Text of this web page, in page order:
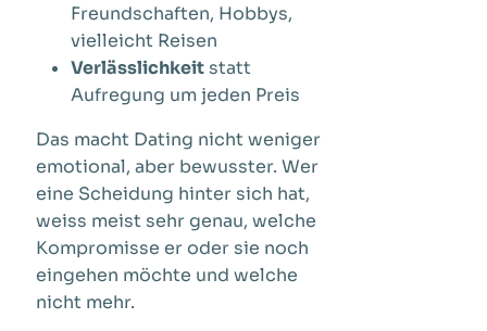
Freundschaften, Hobbys,
vielleicht Reisen
Verlässlichkeitstatt
Aufregung um jeden Preis
Das macht Dating nicht weniger
emotional, aber bewusster. Wer
eine Scheidung hinter sich hat,
weiss meist sehr genau, welche
Kompromisse er oder sie noch
eingehen möchte und welche
nicht mehr.